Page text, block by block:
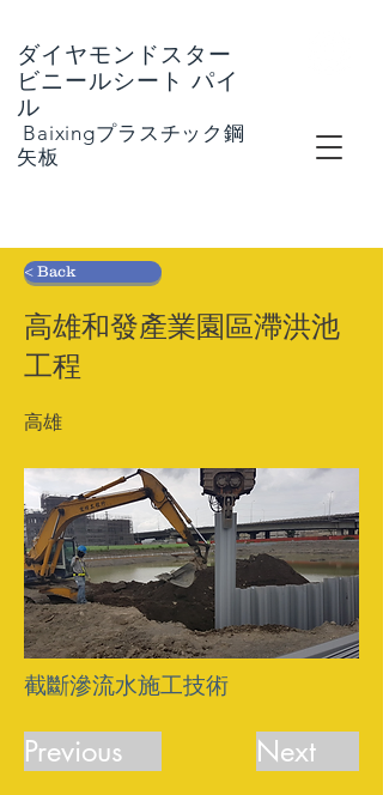
ダイヤモンドスター
ビニールシート パイ
ル
Baixingプラスチック鋼
矢板
< Back
高雄和發產業園區滯洪池
工程
高雄
截斷滲流水施工技術
Previous Next